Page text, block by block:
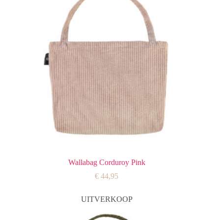
Wallabag Corduroy Pink
€ 44,95
UITVERKOOP